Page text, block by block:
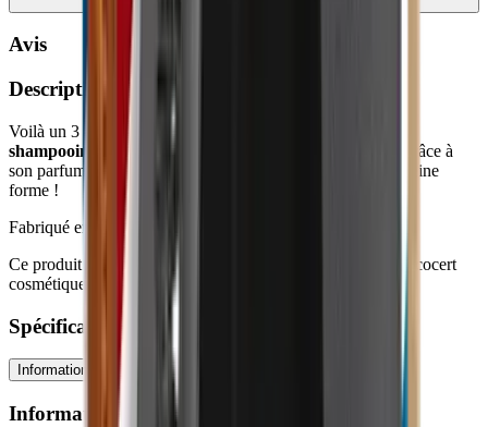
Avis
Description
Voilà un 3 en 1 ultra pratique : visage, corps et cheveux, le
shampooing douche certifié bio Avril
sait tout faire ! Et grâce à
son parfum frais et tonique, vous démarrez la journée en pleine
forme !
Fabriqué en France
Ce produit est achetable en éco-chèques car il est labélisé Ecocert
cosmétique biologique.
Spécifications
Informations techniques
Informations techniques